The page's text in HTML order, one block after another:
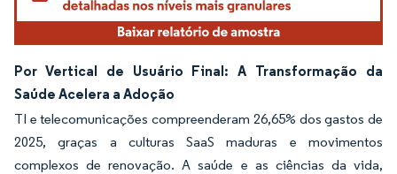
Por Vertical de Usuário Final: A Transformação da
Saúde Acelera a Adoção
TI e telecomunicações compreenderam 26,65% dos gastos de
2025, graças a culturas SaaS maduras e movimentos
complexos de renovação. A saúde e as ciências da vida,